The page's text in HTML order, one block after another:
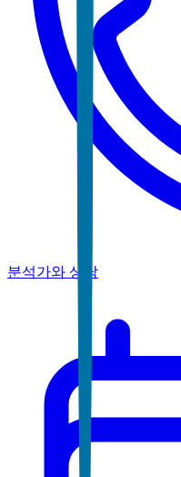
분석가와 상담